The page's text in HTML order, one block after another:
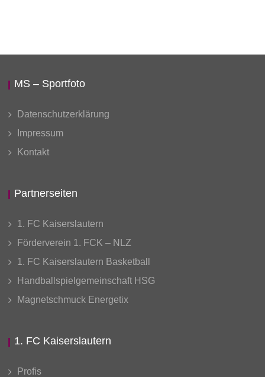
MS – Sportfoto
Datenschutzerklärung
Impressum
Kontakt
Partnerseiten
1. FC Kaiserslautern
Förderverein 1. FCK – NLZ
1. FC Kaiserslautern Basketball
Handballspielgemeinschaft HSG
Magnetschmuck Energetix
1. FC Kaiserslautern
Profis